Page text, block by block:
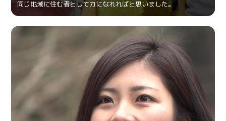
同じ地域に住む者として力になれればと思いました。